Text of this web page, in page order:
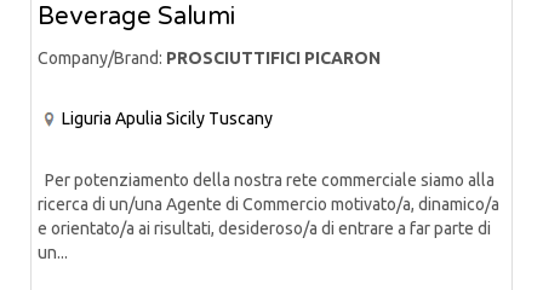
Beverage Salumi
Company/Brand: PROSCIUTTIFICI PICARON
Liguria Apulia Sicily Tuscany
Per potenziamento della nostra rete commerciale siamo alla
ricerca di un/una Agente di Commercio motivato/a, dinamico/a
e orientato/a ai risultati, desideroso/a di entrare a far parte di
un...